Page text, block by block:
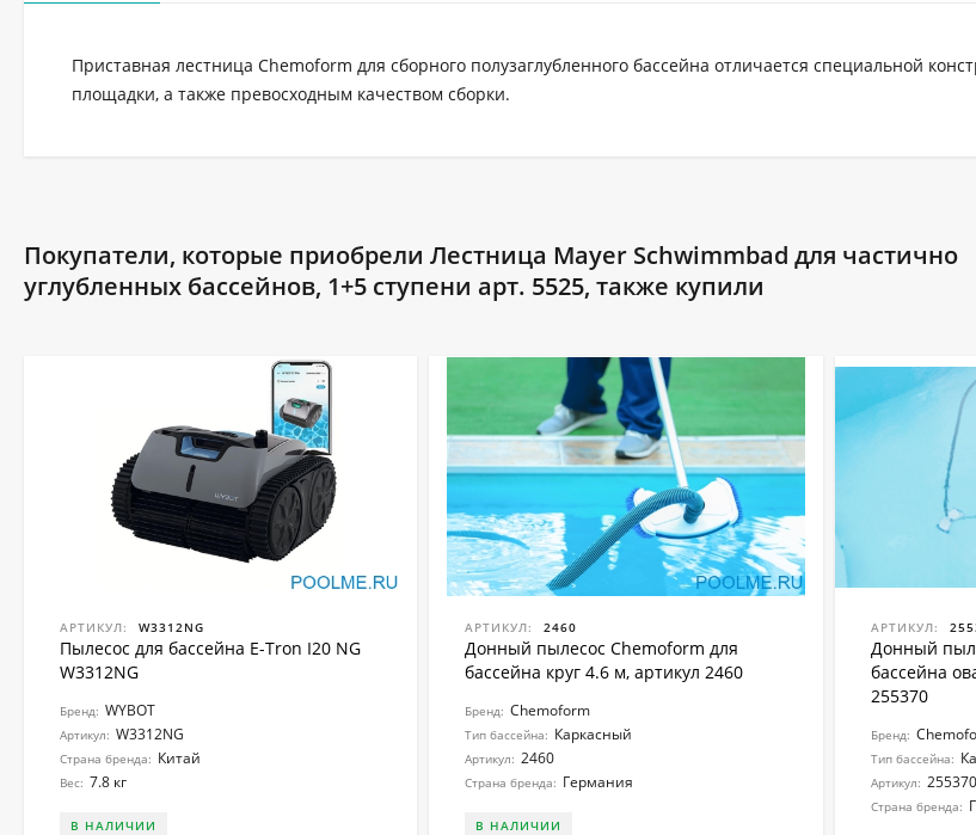
Приставная лестница Chemoform для сборного полузаглубленного бассейна отличается специальной
площадки, а также превосходным качеством сборки.
Покупатели, которые приобрели Лестница Mayer Schwimmbad для частично
углубленных бассейнов, 1+5 ступени арт. 5525, также купили
АРТИКУЛ: W3312NG
Пылесос для бассейна E-Tron I20 NG
W3312NG
Бренд: WYBOT
Артикул: W3312NG
Страна бренда: Китай
Вес: 7.8 кг
В НАЛИЧИИ
АРТИКУЛ: 2460
Донный пылесос Chemoform для
бассейна круг 4.6 м, артикул 2460
Бренд: Chemoform
Тип бассейна: Каркасный
Артикул: 2460
Страна бренда: Германия
В НАЛИЧИИ
АРТИКУЛ:
Донный
бассейна
255370
Бренд:
Тип бассейна:
Артикул: 255370
Страна бренда: